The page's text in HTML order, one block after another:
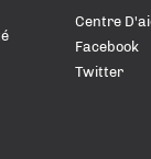
Centre
Facebook
Twitter